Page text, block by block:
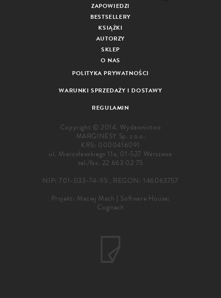
ZAPOWIEDZI
BESTSELLERY
KSIĄŻKI
AUTORZY
SKLEP
O NAS
POLITYKA PRYWATNOŚCI
WARUNKI SPRZEDAŻY I DOSTAWY
REGULAMIN
Copyright © 2014. Wydawnictwo
MARGINESY Sp. z o.o.
KRS: 0000416091
ul. Mierosławskiego 11a, 01-527 Warszawa
tel./fax. 22 663 02 75
NIP: 701-033-74-95 , REGON: 146063757
Projekt: Maciej Mach | Software House:
Cogitech